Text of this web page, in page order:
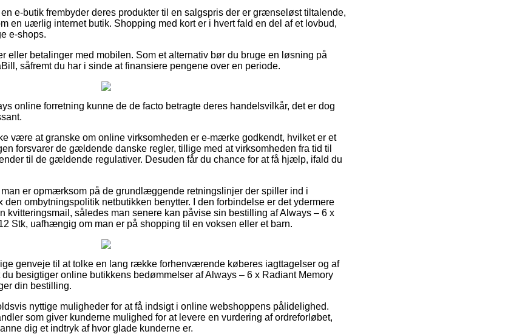
e-butik frembyder deres produkter til en salgspris der er grænseløst tiltalende,
en uærlig internet butik. Shopping med kort er i hvert fald en del af et lovbud,
e-shops.
eller betalinger med mobilen. Som et alternativ bør du bruge en løsning på
såfremt du har i sinde at finansiere pengene over en periode.
online forretning kunne de de facto betragte deres handelsvilkår, det er dog
være at granske om online virksomheden er e-mærke godkendt, hvilket er et
forsvarer de gældende danske regler, tillige med at virksomheden fra tid til
til de gældende regulativer. Desuden får du chance for at få hjælp, ifald du
er opmærksom på de grundlæggende retningslinjer der spiller ind i
den ombytningspolitik netbutikken benytter. I den forbindelse er det ydermere
kvitteringsmail, således man senere kan påvise sin bestilling af Always – 6 x
Stk, uafhængig om man er på shopping til en voksen eller et barn.
genveje til at tolke en lang række forhenværende køberes iagttagelser og af
besigtiger online butikkens bedømmelser af Always – 6 x Radiant Memory
din bestilling.
nyttige muligheder for at få indsigt i online webshoppens pålidelighed.
som giver kunderne mulighed for at levere en vurdering af ordreforløbet,
dig et indtryk af hvor glade kunderne er.